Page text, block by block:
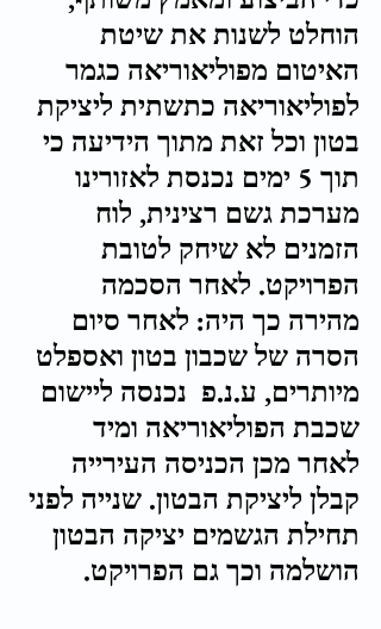
הוחלט לשנות את שיטת
האיטום מפוליאוריאה כגמר
לפוליאוריאה כתשתית ליציקת
בטון וכל זאת מתוך הידיעה כי
תוך 5 ימים נכנסת לאזורינו
מערכת גשם רצינית, לוח
הזמנים לא שיחק לטובת
הפרויקט. לאחר הסכמה
מהירה כך היה: לאחר סיום
הסרה של שכבון בטון ואספלט
מיותרים, ע.נ.פ  נכנסה ליישום
שכבת הפוליאוריאה ומיד
לאחר מכן הכניסה העירייה
קבלן ליציקת הבטון. שנייה לפני
תחילת הגשמים יציקה הבטון
הושלמה וכך גם הפרויקט.